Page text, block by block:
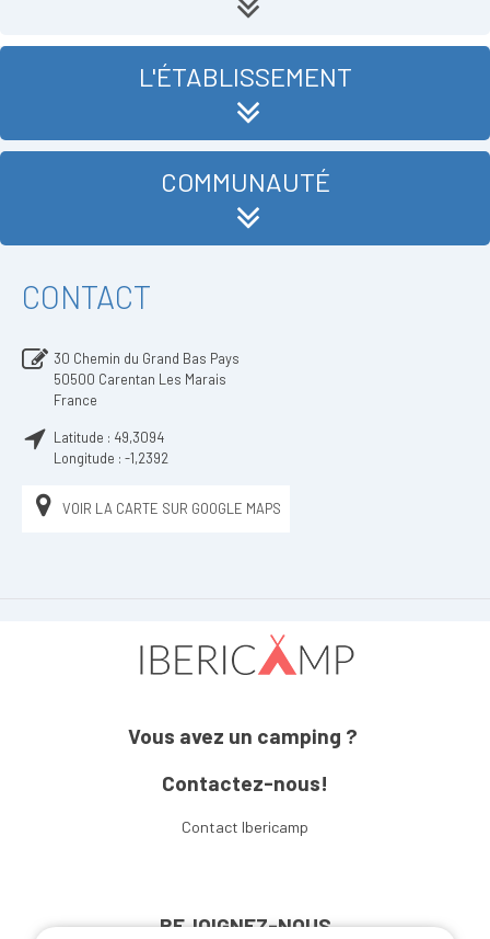
L'ÉTABLISSEMENT
COMMUNAUTÉ
CONTACT
30 Chemin du Grand Bas Pays
50500 Carentan Les Marais
France
Latitude : 49,3094
Longitude : -1,2392
VOIR LA CARTE SUR GOOGLE MAPS
Vous avez un camping ?
Contactez-nous!
Contact Ibericamp
REJOIGNEZ-NOUS